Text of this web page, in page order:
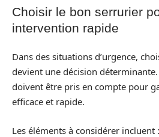
Choisir le bon serrurier
intervention rapide
Dans des situations d’urgence,
devient une décision
doivent être pris en compte pour
efficace et rapide.
Les éléments à considérer incluent :